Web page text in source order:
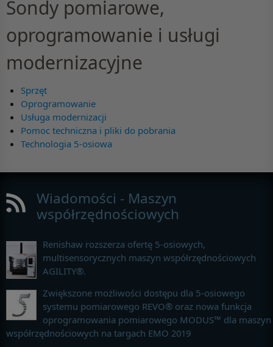
Sondy pomiarowe,
oprogramowanie i usługi
modernizacyjne
Sprzęt
Oprogramowanie
Usługa modernizacji
Pomoc techniczna i pliki do pobrania
Technologia 5-osiowa
Wiadomości - Maszyn
współrzędnościowych
Renishaw rozszerza ofertę 5-osiowych,
multisensorycznych maszyn współrzędnościowych
AGILITY®.
Zwiększone możliwości dostępu dla 5-osiowego
systemu pomiarowego REVO® oraz nowa funkcja
oprogramowania pomiarowego MODUS™ dla maszyn
współrzędnościowych na targach EMO 2019